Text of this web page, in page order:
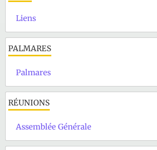
Liens
PALMARES
Palmares
RÉUNIONS
Assemblée Générale